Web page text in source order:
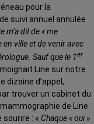
pour la
suivi annuel annulée
m’a dit de « me
ville et de venir avec
Sauf que le 1er
Line sur notre
dizaine d’appel,
trouver un cabinet du
de Line
sourire : « Chaque « oui »